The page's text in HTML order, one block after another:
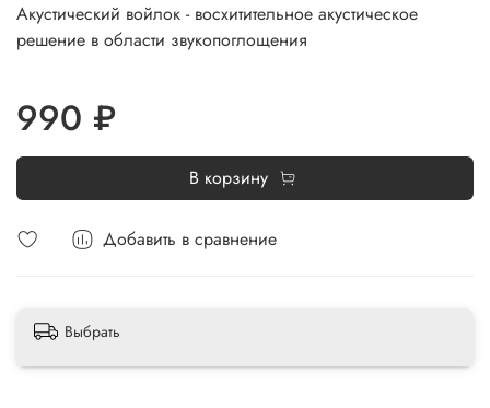
Добавить в сравнение
Акустический войлок - восхитительное акустическое
решение в области звукопоглощения
990 ₽
В корзину
Выбрать